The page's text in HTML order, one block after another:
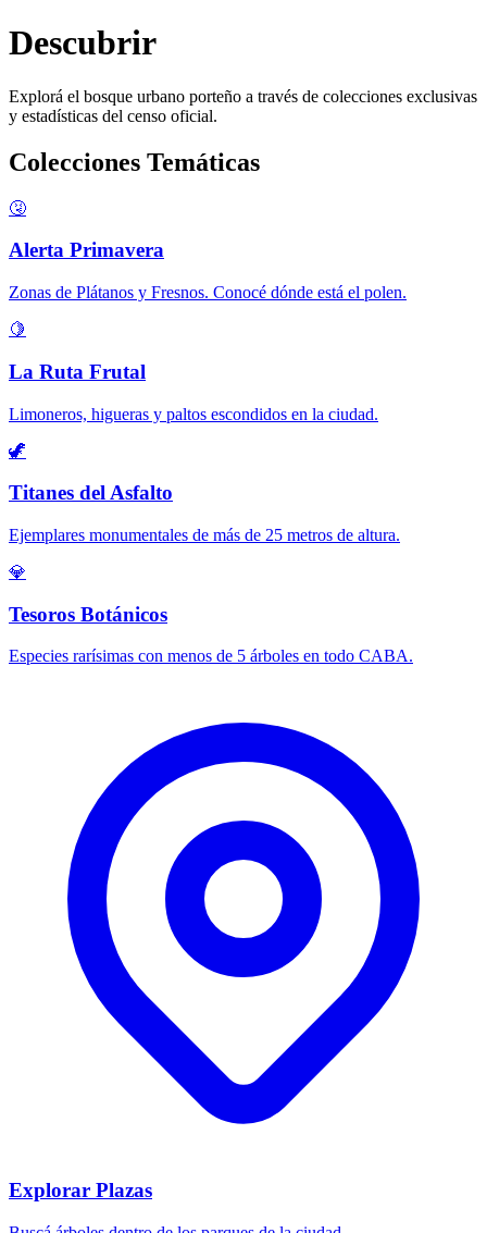
Descubrir
Explorá el bosque urbano porteño a través de colecciones exclusivas
y estadísticas del censo oficial.
Colecciones Temáticas
🤧
Alerta Primavera
Zonas de Plátanos y Fresnos. Conocé dónde está el polen.
🍋
La Ruta Frutal
Limoneros, higueras y paltos escondidos en la ciudad.
🦖
Titanes del Asfalto
Ejemplares monumentales de más de 25 metros de altura.
💎
Tesoros Botánicos
Especies rarísimas con menos de 5 árboles en todo CABA.
Explorar Plazas